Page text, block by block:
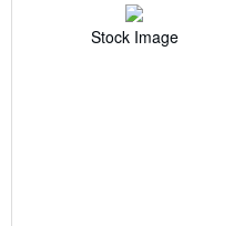
Stock Image